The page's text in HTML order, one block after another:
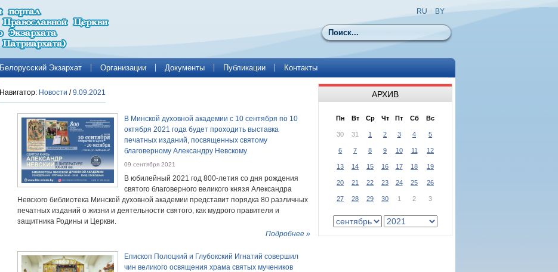
Поиск
RU BY
Белорусский Экзархат Организации Документы Публикации Контакты
Навигатор: Новости /9.09.2021
В Минской духовной академии с 10 сентября по 10
октября 2021 года будет проходить выставка
печатных изданий, посвященных святому
благоверному Александру Невскому
09 сентября 2021
В юбилейный 2021 год 800-летия со дня рождения
святого благоверного великого князя Александра
Невского библиотека Минской духовной академии представит порядка 80 различных
печатных изданий о жизни и деятельности святого, как мудрого правителя и
защитника Родины и Церкви.
Подробнее »
Епископ Полоцкий и Глубокский Игнатий совершил
чин великого освящения храма святых мучеников
АРХИВ
Пн Вт Ср Чт Пт Сб Вс
30 31 1 2 3 4 5
6 7 8 9 10 11 12
13 14 15 16 17 18 19
20 21 22 23 24 25 26
27 28 29 30 1 2 3